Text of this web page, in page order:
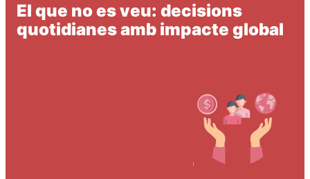
El que no es veu: decisions
quotidianes amb impacte global